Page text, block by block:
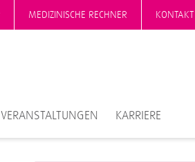
MEDIZINISCHE RECHNER KONTAKT
VERANSTALTUNGEN KARRIERE